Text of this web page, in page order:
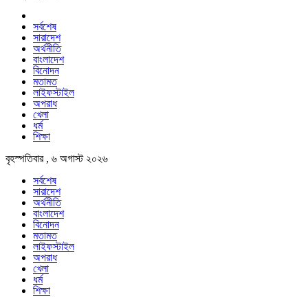
সর্বশেষ
সারাদেশ
অর্থনীতি
বাংলাদেশ
বিনোদন
মতামত
লাইফস্টাইল
অপরাধ
খেলা
ধর্ম
শিক্ষা
বৃহস্পতিবার , ৬ অগাস্ট ২০২৬
সর্বশেষ
সারাদেশ
অর্থনীতি
বাংলাদেশ
বিনোদন
মতামত
লাইফস্টাইল
অপরাধ
খেলা
ধর্ম
শিক্ষা